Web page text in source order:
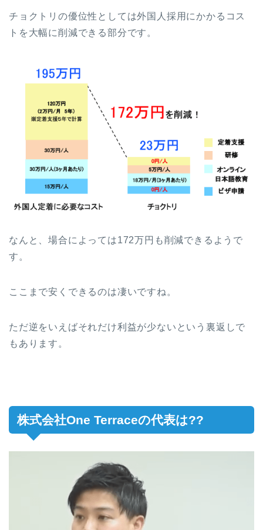
チョクトリの優位性としては外国人採用にかかるコス
トを大幅に削減できる部分です。
なんと、場合によっては172万円も削減できるようで
す。
ここまで安くできるのは凄いですね。
ただ逆をいえばそれだけ利益が少ないという裏返しで
もあります。
株式会社One Terraceの代表は??